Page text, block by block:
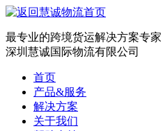
最专业的跨境货运解决方案专家
深圳慧诚国际物流有限公司
首页
产品&服务
解决方案
关于我们